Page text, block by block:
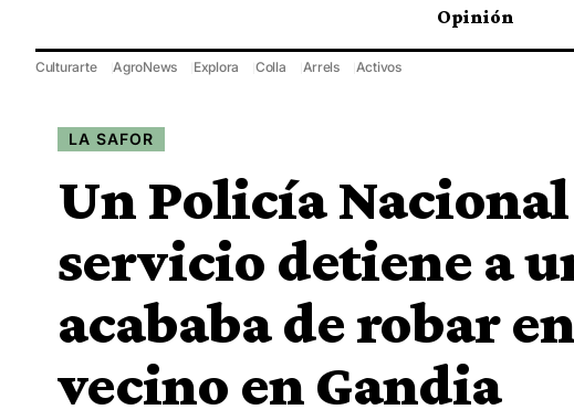
Opinión
Culturarte AgroNews Explora Colla Arrels Activos
LA SAFOR
Un Policía
servicio detiene a
acababa de robar
vecino en Gandia